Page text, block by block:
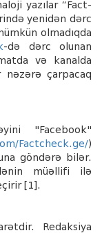
yazılar “Fact-
rində yenidən dərc
olmadıqda
-də dərc olunan
və kanalda
nəzərə çarpacaq
"Facebook"
Factcheck.ge/)
göndərə bilər.
müəllifi ilə
[1].
Redaksiya